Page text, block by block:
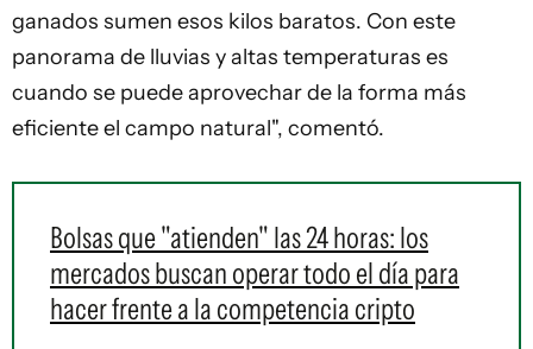
ganados sumen esos kilos baratos. Con este
panorama de lluvias y altas temperaturas es
cuando se puede aprovechar de la forma más
eficiente el campo natural", comentó.
Bolsas que "atienden" las 24 horas: los
mercados buscan operar todo el día para
hacer frente a la competencia cripto